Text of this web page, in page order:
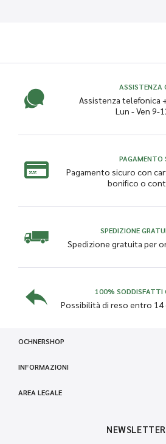
ASSISTENZA
Assistenza telefonica
Lun - Ven 9-
PAGAMENTO
Pagamento sicuro con
bonifico o
SPEDIZIONE
Spedizione gratuita per
100% SODDISFATTI
Possibilità di reso entro 14
OCHNERSHOP
INFORMAZIONI
AREA LEGALE
NEWSLETTER